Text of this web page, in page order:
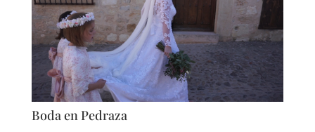
Boda en Pedraza